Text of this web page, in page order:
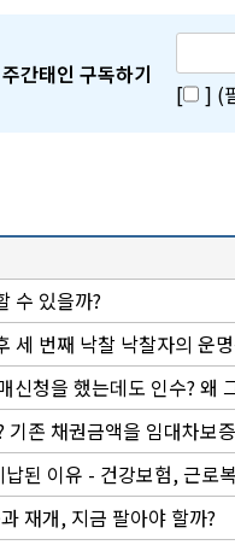
주간태인 구독하기
[
] (
수 있을까?
세 번째 낙찰 낙찰자의 운
신청을 했는데도 인수? 왜
존 채권금액을 임대차보
된 이유 - 건강보험, 근로
재개, 지금 팔아야 할까?